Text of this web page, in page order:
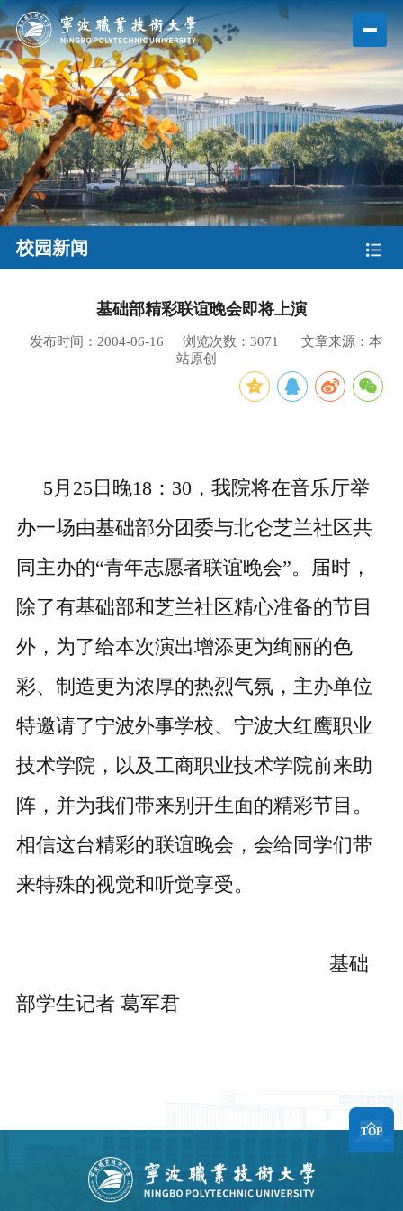
校园新闻
基础部精彩联谊晚会即将上演
发布时间：2004-06-16 浏览次数：3071
文章来源：本
站原创
5月25日晚18：30，我院将在音乐厅举
办一场由基础部分团委与北仑芝兰社区共
同主办的“青年志愿者联谊晚会”。届时，
除了有基础部和芝兰社区精心准备的节目
外，为了给本次演出增添更为绚丽的色
彩、制造更为浓厚的热烈气氛，主办单位
特邀请了宁波外事学校、宁波大红鹰职业
技术学院，以及工商职业技术学院前来助
阵，并为我们带来别开生面的精彩节目。
相信这台精彩的联谊晚会，会给同学们带
来特殊的视觉和听觉享受。
基础
部学生记者 葛军君
TOP